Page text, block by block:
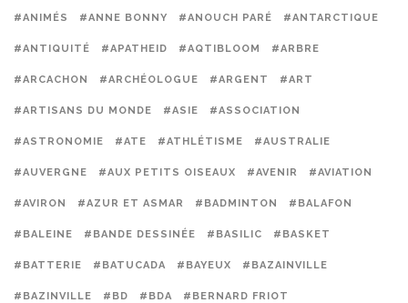
#ANIMÉS #ANNE BONNY #ANOUCH PARÉ #ANTARCTIQUE
#ANTIQUITÉ #APATHEID #AQTIBLOOM #ARBRE
#ARCACHON #ARCHÉOLOGUE #ARGENT #ART
#ARTISANS DU MONDE #ASIE #ASSOCIATION
#ASTRONOMIE #ATE #ATHLÉTISME #AUSTRALIE
#AUVERGNE #AUX PETITS OISEAUX #AVENIR #AVIATION
#AVIRON #AZUR ET ASMAR #BADMINTON #BALAFON
#BALEINE #BANDE DESSINÉE #BASILIC #BASKET
#BATTERIE #BATUCADA #BAYEUX #BAZAINVILLE
#BAZINVILLE #BD #BDA #BERNARD FRIOT